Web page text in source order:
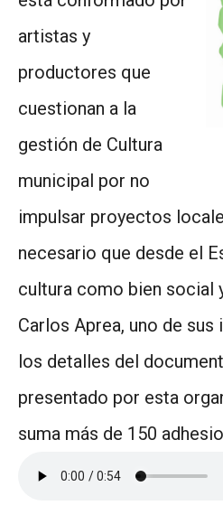
artistas y
productores que
cuestionan a la
gestión de Cultura
municipal por no
impulsar proyectos
necesario que desde el
cultura como bien social
Carlos Aprea, uno de
los detalles del
presentado por esta
suma más de 150